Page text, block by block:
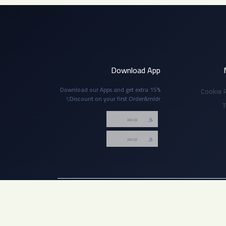
Cookie
Download App
Download our Apps and get extra 15%
Discount on your first Order&mldr;!